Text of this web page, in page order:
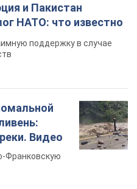
и Пакистан
НАТО: что известно
поддержку в случае
Видео
Франковскую